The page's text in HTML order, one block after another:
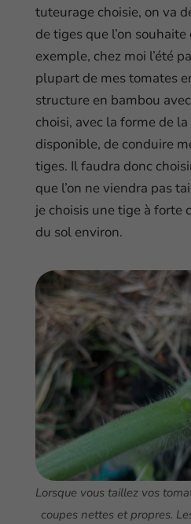
tuteurage choisie, on va
de tiges que l’on
exemple, chez moi l’été
plupart de mes tomates
structure en bambou
choisi, avec la forme de
disponible, de conduire
tiges. Il faudra donc
que l’on ne viendra pas
je choisis une tige à forte
du sol environ.
Lorsque vous taillez vos
coupes nettes et propres.